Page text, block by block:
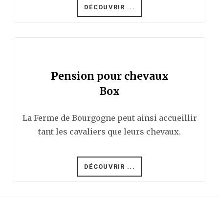
DÉCOUVRIR ...
Pension pour chevaux
Box
La Ferme de Bourgogne peut ainsi accueillir
tant les cavaliers que leurs chevaux.
DÉCOUVRIR ...